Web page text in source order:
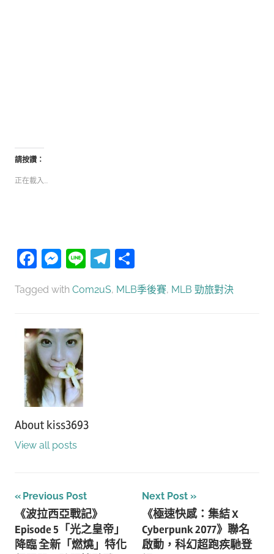
請按讚：
正在載入...
Facebook
Messenger
LineTelegram
Tagged with Com2uS, MLB季後賽, MLB 勁旅對決
About kiss3693
View all posts
文
章
導
Previous Post
《波拉西亞戰記》
Episode 5「光之皇帝」
降臨 全新「燃燒」特化
Next Post
《極速快感：集結 X
Cyberpunk 2077》聯名
啟動，科幻超跑疾馳登